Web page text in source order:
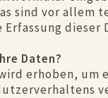
sind vor allem
Daten?
erhoben,